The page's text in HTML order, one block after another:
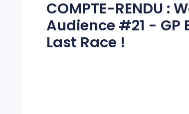
COMPTE-RENDU :
Audience #21 - GP
Last Race !